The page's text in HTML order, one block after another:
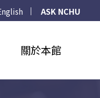
ASK NCHU
關於本館